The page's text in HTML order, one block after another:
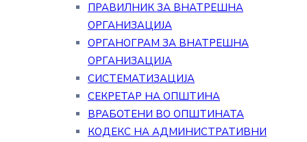
ПРАВИЛНИК ЗА ВНАТРЕШНА
ОРГАНИЗАЦИЈА
ОРГАНОГРАМ ЗА ВНАТРЕШНА
ОРГАНИЗАЦИЈА
СИСТЕМАТИЗАЦИЈА
СЕКРЕТАР НА ОПШТИНА
ВРАБОТЕНИ ВО ОПШТИНАТА
КОДЕКС НА АДМИНИСТРАТИВНИ